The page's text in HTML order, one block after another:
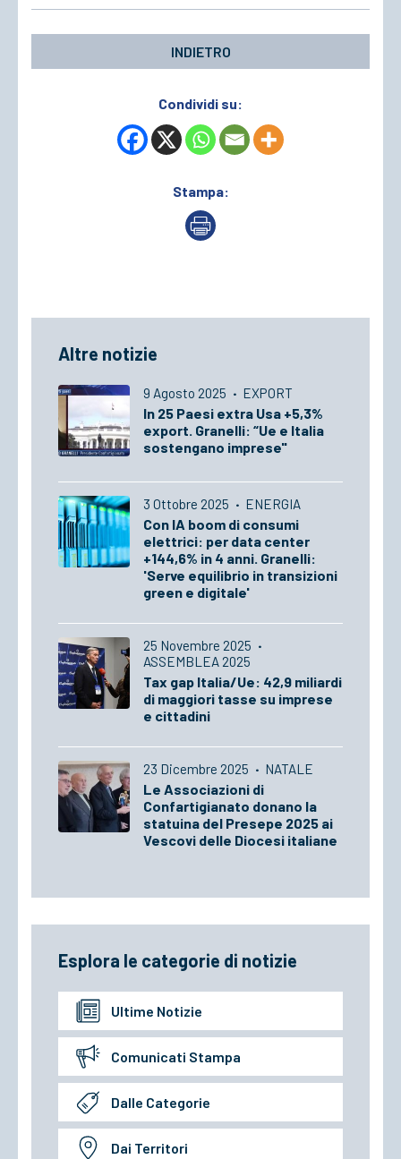
INDIETRO
Condividi su:
Stampa:
Altre notizie
9 Agosto 2025 · EXPORT
In 25 Paesi extra Usa +5,3%
export. Granelli: “Ue e Italia
sostengano imprese"
3 Ottobre 2025 · ENERGIA
Con IA boom di consumi
elettrici: per data center
+144,6% in 4 anni. Granelli:
'Serve equilibrio in transizioni
green e digitale'
25 Novembre 2025 ·
ASSEMBLEA 2025
Tax gap Italia/Ue: 42,9 miliardi
di maggiori tasse su imprese
e cittadini
23 Dicembre 2025 · NATALE
Le Associazioni di
Confartigianato donano la
statuina del Presepe 2025 ai
Vescovi delle Diocesi italiane
Esplora le categorie di notizie
Ultime Notizie
Comunicati Stampa
Dalle Categorie
Dai Territori